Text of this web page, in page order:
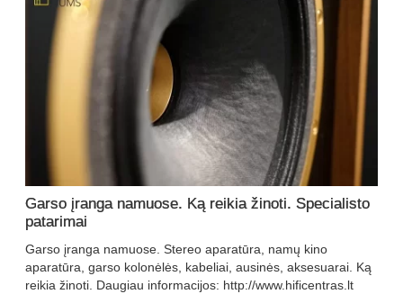
Garso įranga namuose. Ką reikia žinoti. Specialisto
patarimai
Garso įranga namuose. Stereo aparatūra, namų kino
aparatūra, garso kolonėlės, kabeliai, ausinės, aksesuarai. Ką
reikia žinoti. Daugiau informacijos: http://www.hificentras.lt